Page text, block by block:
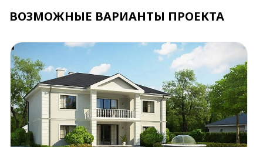
ВОЗМОЖНЫЕ ВАРИАНТЫ ПРОЕКТА